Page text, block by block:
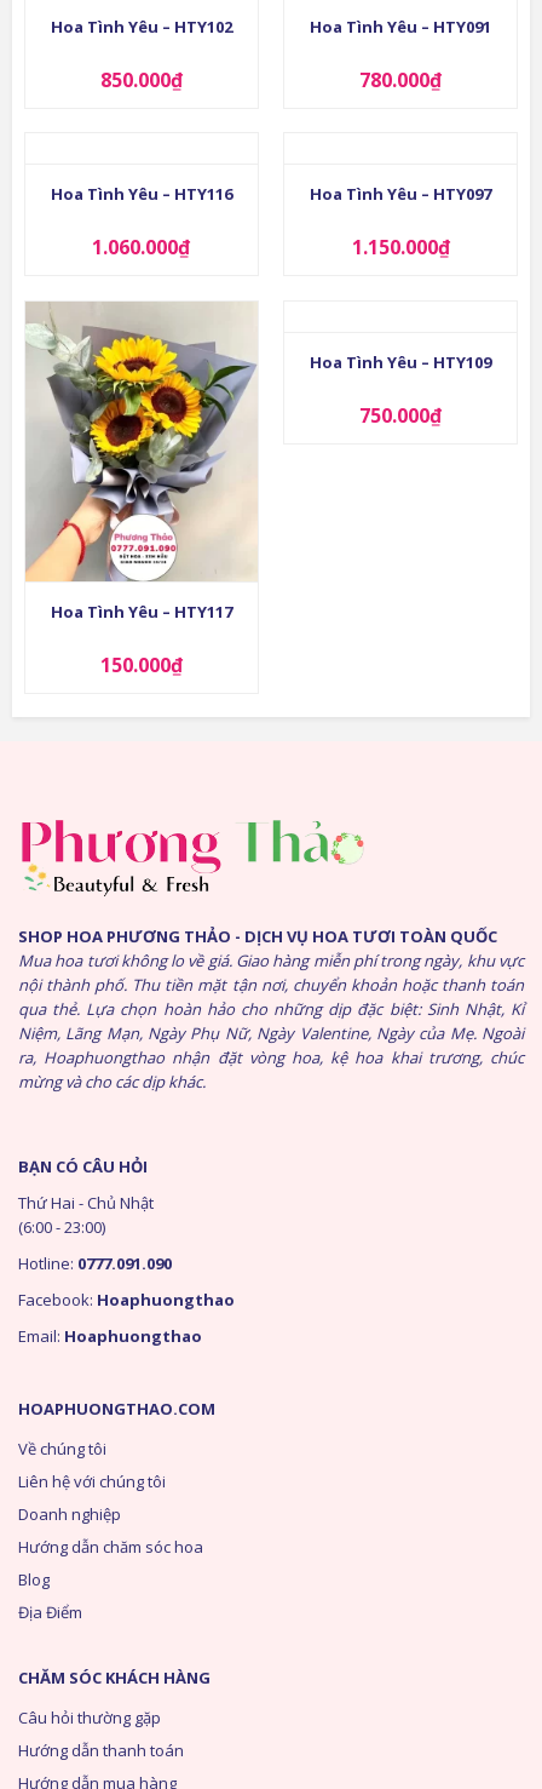
Hoa Tình Yêu – HTY102
850.000₫
Hoa Tình Yêu – HTY091
780.000₫
Hoa Tình Yêu – HTY116
1.060.000₫
Hoa Tình Yêu – HTY097
1.150.000₫
Hoa Tình Yêu – HTY117
150.000₫
Hoa Tình Yêu – HTY109
750.000₫
SHOP HOA PHƯƠNG THẢO - DỊCH VỤ HOA TƯƠI TOÀN QUỐC
Mua hoa tươi không lo về giá. Giao hàng miễn phí trong ngày, khu vực
nội thành phố. Thu tiền mặt tận nơi, chuyển khoản hoặc thanh toán
qua thẻ. Lựa chọn hoàn hảo cho những dịp đặc biệt: Sinh Nhật, Kỉ
Niệm, Lãng Mạn, Ngày Phụ Nữ, Ngày Valentine, Ngày của Mẹ. Ngoài
ra, Hoaphuongthao nhận đặt vòng hoa, kệ hoa khai trương, chúc
mừng và cho các dịp khác.
HOAPHUONGTHAO.COM
Về chúng tôi
Liên hệ với chúng tôi
Doanh nghiệp
Hướng dẫn chăm sóc hoa
Blog
Địa Điểm
CHĂM SÓC KHÁCH HÀNG
Câu hỏi thường gặp
Hướng dẫn thanh toán
Hướng dẫn mua hàng
BẠN CÓ CÂU HỎI
Thứ Hai - Chủ Nhật
(6:00 - 23:00)
Hotline: 0777.091.090
Facebook: Hoaphuongthao
Email: Hoaphuongthao